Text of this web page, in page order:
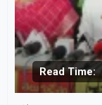
Read Time: